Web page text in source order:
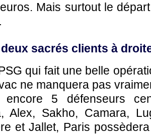
Mais surtout le
sacrés clients à
qui fait une belle
ne manquera pas
5 défenseurs
Alex, Sakho, Camara,
et Jallet, Paris